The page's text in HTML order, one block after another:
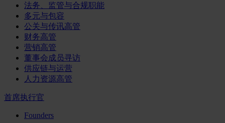
法务、监管与合规职能
多元与包容
公关与传讯高管
财务高管
营销高管
董事会成员寻访
供应链与运营
人力资源高管
首席执行官
Founders